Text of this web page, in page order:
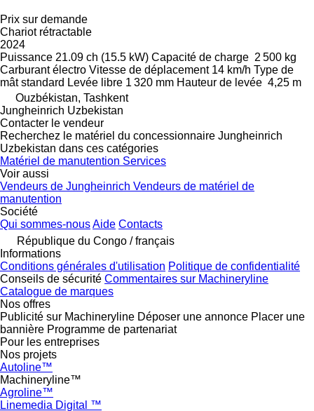
Prix sur demande
Chariot rétractable
2024
Puissance 21.09 ch (15.5 kW) Capacité de charge 2 500 kg
Carburant électro Vitesse de déplacement 14 km/h Type de
mât standard Levée libre 1 320 mm Hauteur de levée 4,25 m
Ouzbékistan, Tashkent
Jungheinrich Uzbekistan
Contacter le vendeur
Recherchez le matériel du concessionnaire Jungheinrich
Uzbekistan dans ces catégories
Matériel de manutention Services
Voir aussi
Vendeurs de Jungheinrich Vendeurs de matériel de
manutention
Société
Qui sommes-nousAide Contacts
République du Congo / français
Informations
Conditions générales d'utilisation Politique de confidentialité
Conseils de sécurité Commentaires sur Machineryline
Catalogue de marques
Nos offres
Publicité sur Machineryline Déposer une annonce Placer une
bannière Programme de partenariat
Pour les entreprises
Nos projets
Autoline™
Machineryline™
Agroline™
Linemedia Digital ™